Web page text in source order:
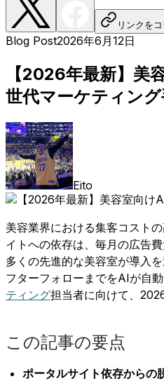
リンクを
Blog Post2026年6月12日
【2026年最新】美
世代マーケティン
Eito
美容業界における集客コスト
イトへの依存は、毎月の広告
多くの先進的な美容室が導入
フターフォローまでをAIが自
ティング担当者に向けて、
この記事の要点
ポータルサイト依存からの